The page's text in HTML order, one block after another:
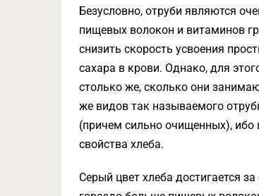
Безусловно, отруби являются
пищевых волокон и витаминов
снизить скорость усвоения
сахара в крови. Однако, для
столько же, сколько они
же видов так называемого
(причем сильно очищенных), ибо
свойства хлеба.
Серый цвет хлеба достигается